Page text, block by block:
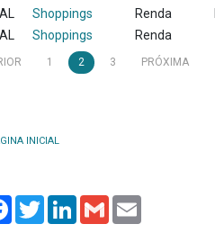
Shoppings Renda
Shoppings Renda
1 2 3 PRÓXIMA
INICIAL
Facebook
TwitterLinkedInGmail